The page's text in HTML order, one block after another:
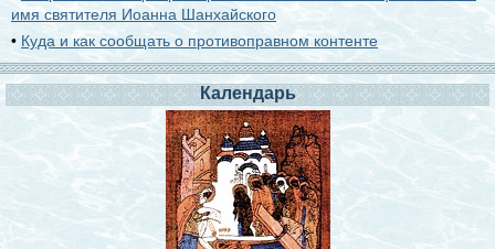
имя святителя Иоанна Шанхайского
• Куда и как сообщать о противоправном контенте
Календарь